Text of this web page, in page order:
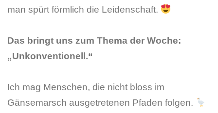
man spürt förmlich die Leidenschaft.
Das bringt uns zum Thema der Woche:
„Unkonventionell.“
Ich mag Menschen, die nicht bloss im
Gänsemarsch ausgetretenen Pfaden folgen.